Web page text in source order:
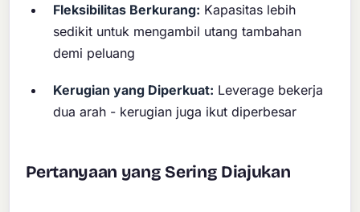
Fleksibilitas Berkurang: Kapasitas lebih
sedikit untuk mengambil utang tambahan
demi peluang
Kerugian yang Diperkuat: Leverage bekerja
dua arah - kerugian juga ikut diperbesar
Pertanyaan yang Sering Diajukan